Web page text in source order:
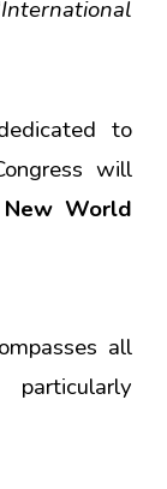
International
to
will
World
all